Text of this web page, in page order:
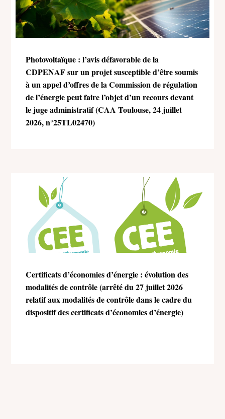
Photovoltaïque : l’avis défavorable de la
CDPENAF sur un projet susceptible d’être soumis
à un appel d’offres de la Commission de régulation
de l’énergie peut faire l’objet d’un recours devant
le juge administratif (CAA Toulouse, 24 juillet
2026, n°25TL02470)
Certificats d’économies d’énergie : évolution des
modalités de contrôle (arrêté du 27 juillet 2026
relatif aux modalités de contrôle dans le cadre du
dispositif des certificats d’économies d’énergie)